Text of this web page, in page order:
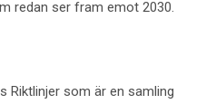
redan ser fram emot 2030.
Riktlinjer som är en samling